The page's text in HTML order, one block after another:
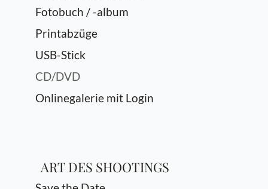
Fotobuch / -album
Printabzüge
USB-Stick
CD/DVD
Onlinegalerie mit Login
ART DES SHOOTINGS